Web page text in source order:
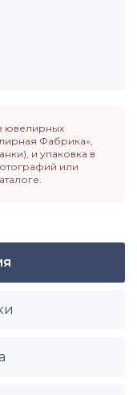
ювелирных
Фабрика»,
и упаковка в
или